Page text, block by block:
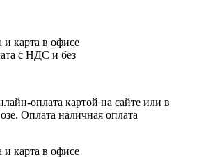
и карта в офисе
с НДС и без
оплата картой на сайте или в
Оплата наличная оплата
и карта в офисе